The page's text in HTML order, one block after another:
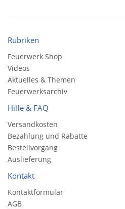
Rubriken
Feuerwerk Shop
Videos
Aktuelles & Themen
Feuerwerksarchiv
Hilfe & FAQ
Versandkosten
Bezahlung und Rabatte
Bestellvorgang
Auslieferung
Kontakt
Kontaktformular
AGB